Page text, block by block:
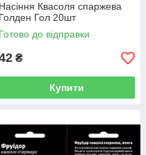
Насіння Квасоля спаржева
Голден Гол 20шт
Готово до відправки
₴
Купити